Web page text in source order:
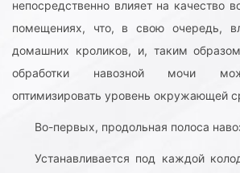
непосредственно влияет на качество
помещениях, что, в свою очередь,
домашних кроликов, и, таким
обработки навозной мочи
оптимизировать уровень окружающей
Во-первых, продольная полоса
Устанавливается под каждой